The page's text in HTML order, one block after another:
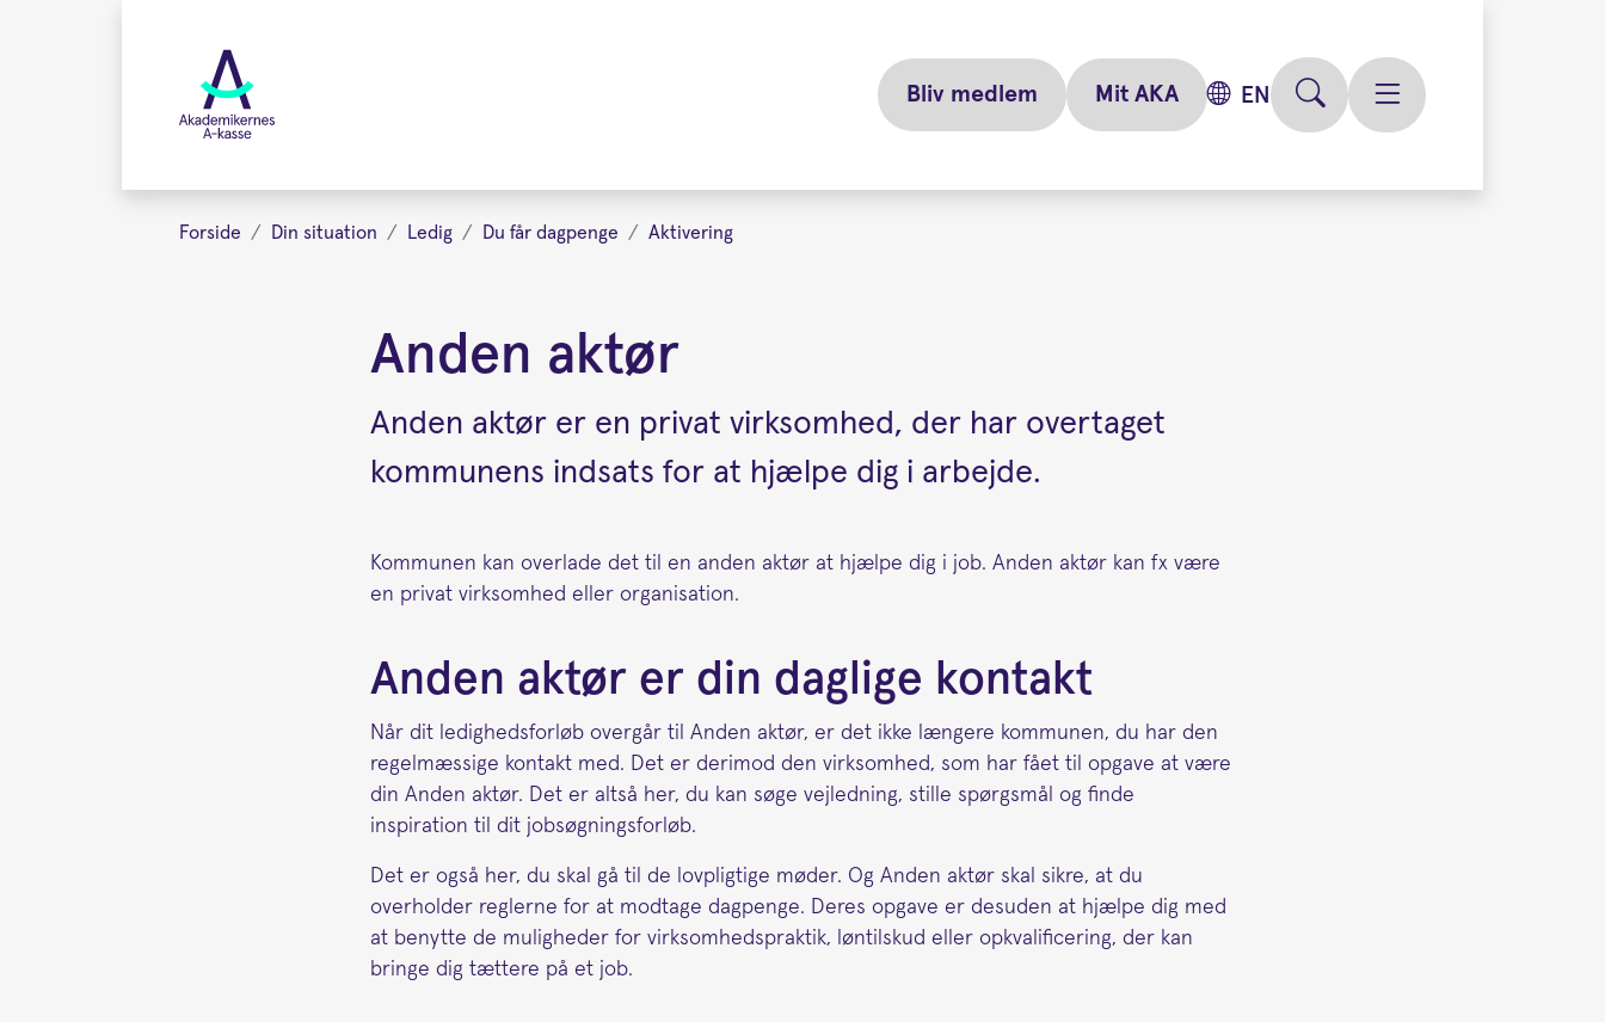
Bliv medlem Mit AKA EN
Forside Din situation Ledig Du får dagpenge Aktivering
Anden aktør
Anden aktør er en privat virksomhed, der har overtaget
kommunens indsats for at hjælpe dig i arbejde.
Kommunen kan overlade det til en anden aktør at hjælpe dig i job. Anden aktør kan fx være
en privat virksomhed eller organisation.
Anden aktør er din daglige kontakt
Når dit ledighedsforløb overgår til Anden aktør, er det ikke længere kommunen, du har den
regelmæssige kontakt med. Det er derimod den virksomhed, som har fået til opgave at være
din Anden aktør. Det er altså her, du kan søge vejledning, stille spørgsmål og finde
inspiration til dit jobsøgningsforløb.
Det er også her, du skal gå til de lovpligtige møder. Og Anden aktør skal sikre, at du
overholder reglerne for at modtage dagpenge. Deres opgave er desuden at hjælpe dig med
at benytte de muligheder for virksomhedspraktik, løntilskud eller opkvalificering, der kan
bringe dig tættere på et job.